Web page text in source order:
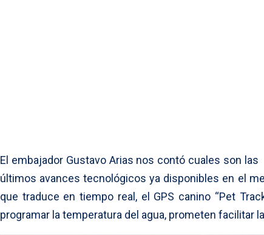
El embajador Gustavo Arias nos contó cuales son las
últimos avances tecnológicos ya disponibles en el
que traduce en tiempo real, el GPS canino “Pet
programar la temperatura del agua, prometen facilitar